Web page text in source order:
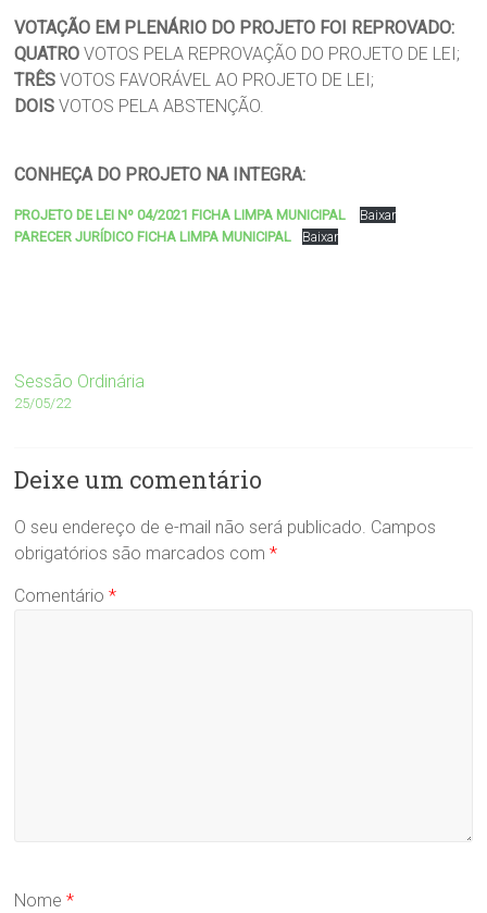
VOTAÇÃO EM PLENÁRIO DO PROJETO FOI REPROVADO:
QUATROVOTOS PELA REPROVAÇÃO DO PROJETO DE LEI;
TRÊSVOTOS FAVORÁVEL AO PROJETO DE LEI;
DOISVOTOS PELA ABSTENÇÃO.
CONHEÇA DO PROJETO NA INTEGRA:
PROJETO DE LEI Nº 04/2021 FICHA LIMPA MUNICIPAL
Baixar
PARECER JURÍDICO FICHA LIMPA MUNICIPAL
Baixar
Sessão Ordinária
25/05/22
Deixe um comentário
O seu endereço de e-mail não será publicado. Campos
obrigatórios são marcados com*
Comentário*
Nome*